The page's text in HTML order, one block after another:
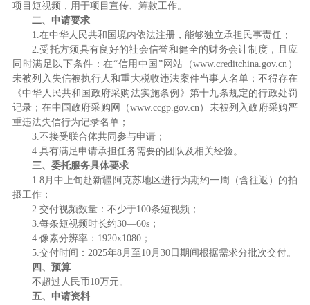
项目短视频，用于项目宣传、筹款工作。
二、申请要求
1.在中华人民共和国境内依法注册，能够独立承担民事责任；
2.受托方须具有良好的社会信誉和健全的财务会计制度，且应
同时满足以下条件：在“信用中国”网站（www.creditchina.gov.cn）
未被列入失信被执行人和重大税收违法案件当事人名单；不得存在
《中华人民共和国政府采购法实施条例》第十九条规定的行政处罚
记录；在中国政府采购网（www.ccgp.gov.cn）未被列入政府采购严
重违法失信行为记录名单；
3.不接受联合体共同参与申请；
4.具有满足申请承担任务需要的团队及相关经验。
三、委托服务具体要求
1.8月中上旬赴新疆阿克苏地区进行为期约一周（含往返）的拍
摄工作；
2.交付视频数量：不少于100条短视频；
3.每条短视频时长约30—60s；
4.像素分辨率：1920x1080；
5.交付时间：2025年8月至10月30日期间根据需求分批次交付。
四、预算
不超过人民币10万元。
五、申请资料